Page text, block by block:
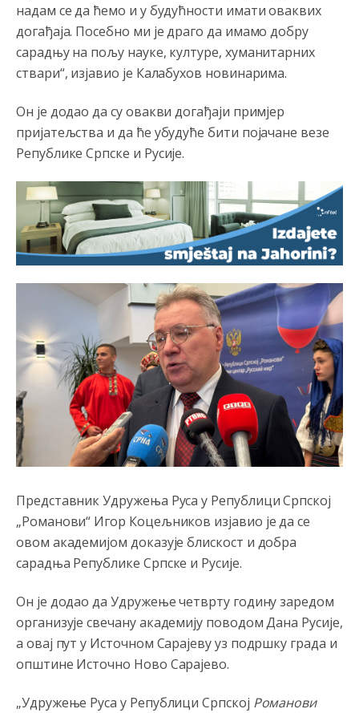
надам се да ћемо и у будућности имати оваквих
догађаја. Посебно ми је драго да имамо добру
сарадњу на пољу науке, културе, хуманитарних
ствари“, изјавио је Калабухов новинарима.
Он је додао да су овакви догађаји примјер
пријатељства и да ће убудуће бити појачане везе
Републике Српске и Русије.
Представник Удружења Руса у Републици Српској
„Романови“ Игор Коцељников изјавио је да се
овом академијом доказује блискост и добра
сарадња Републике Српске и Русије.
Он је додао да Удружење четврту годину заредом
организује свечану академију поводом Дана Русије,
а овај пут у Источном Сарајеву уз подршку града и
општине Источно Ново Сарајево.
„Удружење Руса у Републици Српској Романови